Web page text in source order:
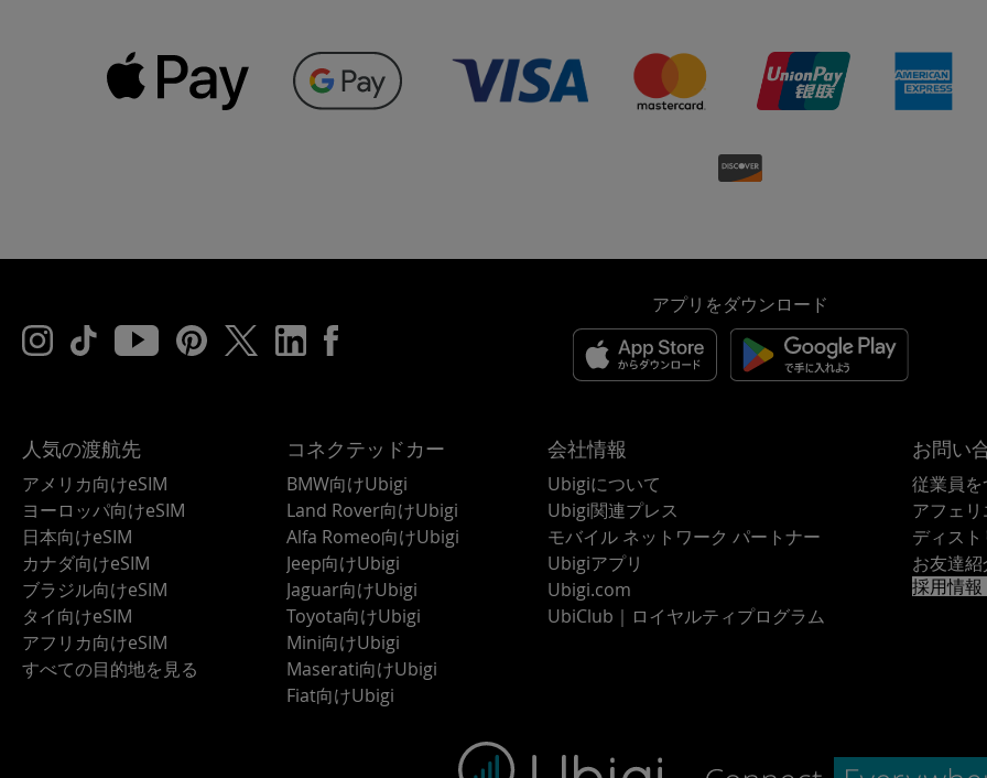
アプリをダウンロード
人気の渡航先
アメリカ向けeSIM
ヨーロッパ向けeSIM
日本向けeSIM
カナダ向けeSIM
ブラジル向けeSIM
タイ向けeSIM
アフリカ向けeSIM
すべての目的地を見る
コネクテッドカー
BMW向けUbigi
Land Rover向けUbigi
Alfa Romeo向けUbigi
Jeep向けUbigi
Jaguar向けUbigi
Toyota向けUbigi
Mini向けUbigi
Maserati向けUbigi
Fiat向けUbigi
会社情報
Ubigiについて
Ubigi関連プレス
モバイル ネットワーク パートナー
Ubigiアプリ
Ubigi.com
UbiClub｜ロイヤルティプログラム
お問い
従業員
アフェ
ディス
お友達
採用情報